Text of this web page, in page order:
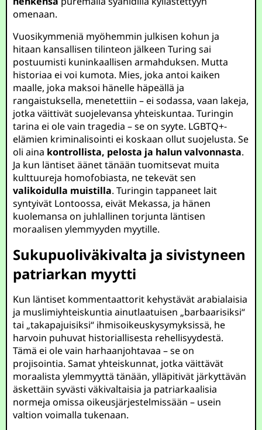
omenaan.
Vuosikymmeniä myöhemmin julkisen kohun ja
hitaan kansallisen tilinteon jälkeen Turing sai
postuumisti kuninkaallisen armahduksen. Mutta
historiaa ei voi kumota. Mies, joka antoi kaiken
maalle, joka maksoi hänelle häpeällä ja
rangaistuksella, menetettiin – ei sodassa, vaan lakeja,
jotka väittivät suojelevansa yhteiskuntaa. Turingin
tarina ei ole vain tragedia – se on syyte. LGBTQ+-
elämien kriminalisointi ei koskaan ollut suojelusta. Se
oli aina kontrollista, pelosta ja halun valvonnasta.
Ja kun läntiset äänet tänään tuomitsevat muita
kulttuureja homofobiasta, ne tekevät sen
valikoidulla muistilla. Turingin tappaneet lait
syntyivät Lontoossa, eivät Mekassa, ja hänen
kuolemansa on juhlallinen torjunta läntisen
moraalisen ylemmyyden myytille.
Sukupuoliväkivalta ja sivistyneen
patriarkan myytti
Kun läntiset kommentaattorit kehystävät arabialaisia
ja muslimiyhteiskuntia ainutlaatuisen „barbaarisiksi“
tai „takapajuisiksi“ ihmisoikeuskysymyksissä, he
harvoin puhuvat historiallisesta rehellisyydestä.
Tämä ei ole vain harhaanjohtavaa – se on
projisointia. Samat yhteiskunnat, jotka väittävät
moraalista ylemmyyttä tänään, ylläpitivät järkyttävän
äskettäin syvästi väkivaltaisia ja patriarkaalisia
normeja omissa oikeusjärjestelmissään – usein
valtion voimalla tukenaan.